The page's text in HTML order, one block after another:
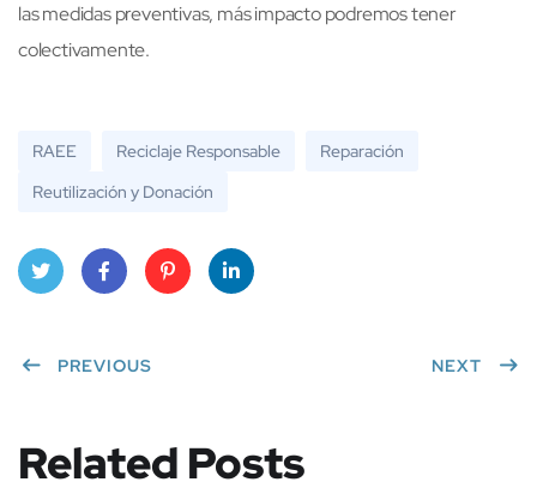
las medidas preventivas, más impacto podremos tener
colectivamente.
RAEE Reciclaje Responsable
Reparación
Reutilización y Donación
er
book
PREVIOUS NEXT
Related Posts